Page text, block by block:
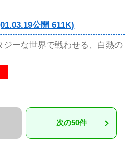
公開 611K)
ジーな世界で戦わせる、白熱の
次の50件